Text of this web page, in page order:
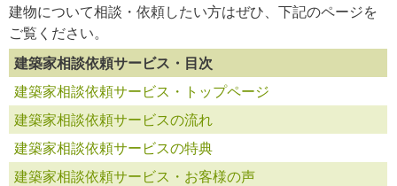
建物について相談・依頼したい方はぜひ、下記のページを
ご覧ください。
建築家相談依頼サービス・目次
建築家相談依頼サービス・トップページ
建築家相談依頼サービスの流れ
建築家相談依頼サービスの特典
建築家相談依頼サービス・お客様の声